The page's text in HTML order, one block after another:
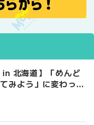
in 北海道】「めんど
みよう」に変わっ
れて走る、僕の泥